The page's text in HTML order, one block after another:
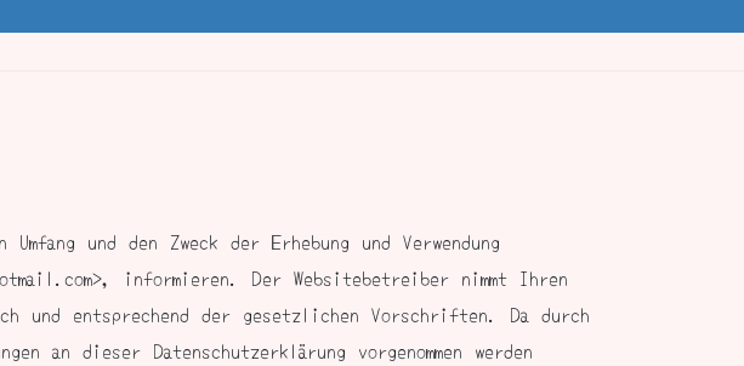
und den Zweck der Erhebung und Verwendung
informieren. Der Websitebetreiber nimmt Ihren
und entsprechend der gesetzlichen Vorschriften. Da durch
an dieser Datenschutzerklärung vorgenommen werden